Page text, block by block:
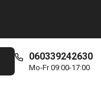
060339242630
Mo-Fr 09:00-17:00